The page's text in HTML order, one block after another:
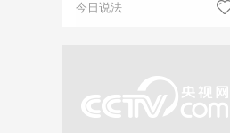
今日说法